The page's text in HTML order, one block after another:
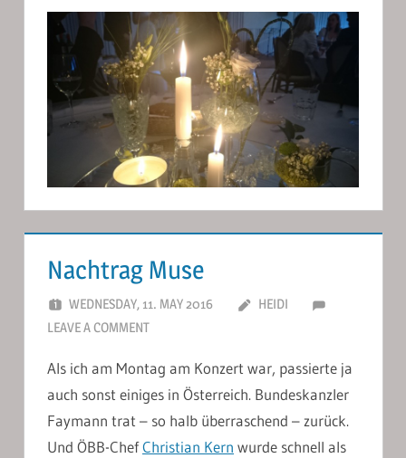
Nachtrag Muse
WEDNESDAY, 11. MAY 2016
HEIDI
LEAVE A COMMENT
Als ich am Montag am Konzert war, passierte ja
auch sonst einiges in Österreich. Bundeskanzler
Faymann trat – so halb überraschend – zurück.
Und ÖBB-ChefChristian Kern wurde schnell als